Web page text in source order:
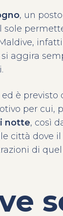
, un
sole
aggira
ed è previsto
per cui,
notte, così
città dove
di